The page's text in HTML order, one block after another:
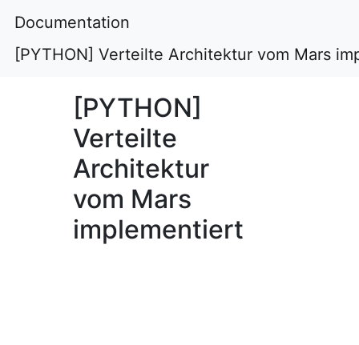
Documentation
[PYTHON] Verteilte Architektur vom Mars
[PYTHON]
Verteilte
Architektur
vom Mars
implementiert